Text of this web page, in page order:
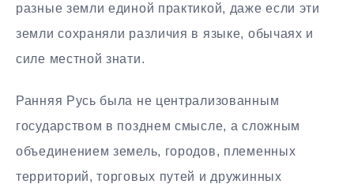
разные земли единой практикой, даже если эти
земли сохраняли различия в языке, обычаях и
силе местной знати.
Ранняя Русь была не централизованным
государством в позднем смысле, а сложным
объединением земель, городов, племенных
территорий, торговых путей и дружинных